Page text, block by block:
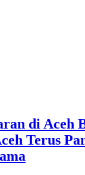
di Aceh
Terus